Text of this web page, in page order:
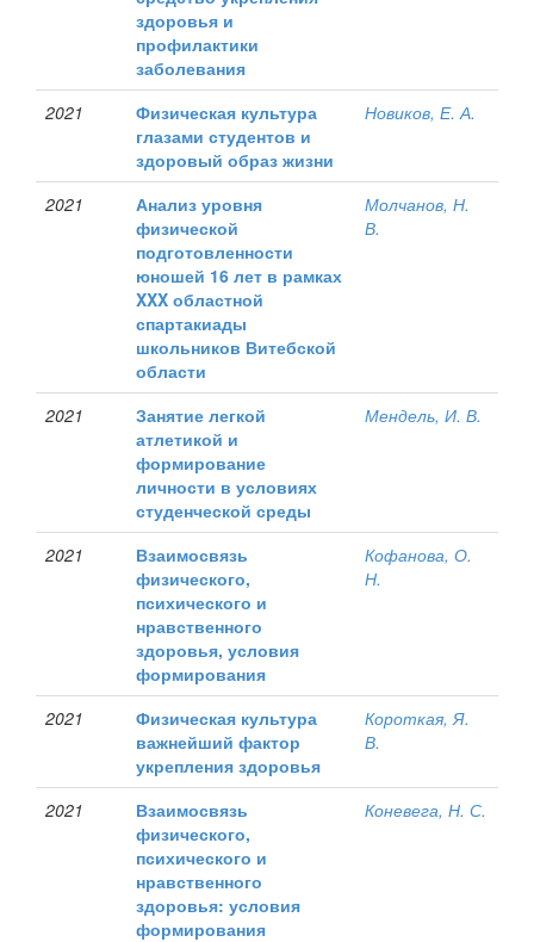
здоровья и
профилактики
заболевания
2021
Физическая культура
глазами студентов и
здоровый образ жизни
Новиков, Е. А.
2021
Анализ уровня
физической
подготовленности
юношей 16 лет в рамках
XXX областной
спартакиады
школьников Витебской
области
Молчанов, Н.
В.
2021
Занятие легкой
атлетикой и
формирование
личности в условиях
студенческой среды
Мендель, И. В.
2021
Взаимосвязь
физического,
психического и
нравственного
здоровья, условия
формирования
Кофанова, О.
Н.
2021
Физическая культура
важнейший фактор
укрепления здоровья
Короткая, Я.
В.
2021
Взаимосвязь
физического,
психического и
нравственного
здоровья: условия
формирования
Коневега, Н. С.